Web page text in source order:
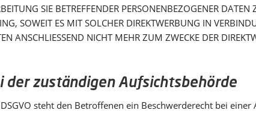
SIE BETREFFENDER PERSONENBEZOGENER
SOWEIT ES MIT SOLCHER DIREKTWERBUNG IN
ANSCHLIESSEND NICHT MEHR ZUM ZWECKE DER
der zuständigen Aufsichts­behörde
steht den Betroffenen ein Beschwerderecht bei